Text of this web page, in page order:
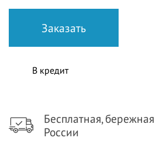
В кредит
Бесплатная,
России